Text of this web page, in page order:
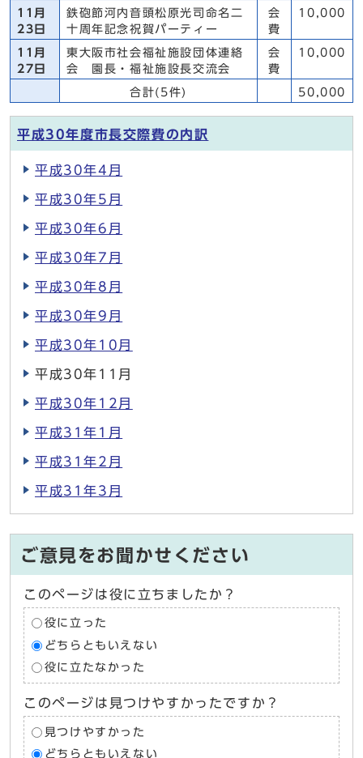
11月
23日
鉄砲節河内音頭松原光司命名二
十周年記念祝賀パーティー
会
費
10,000
11月
27日
東大阪市社会福祉施設団体連絡
会 園長・福祉施設長交流会
会
費
10,000
合計(5件) 50,000
平成30年度市長交際費の内訳
平成30年4月
平成30年5月
平成30年6月
平成30年7月
平成30年8月
平成30年9月
平成30年10月
平成30年11月
平成30年12月
平成31年1月
平成31年2月
平成31年3月
ご意見をお聞かせください
このページは役に立ちましたか？
役に立った
どちらともいえない
役に立たなかった
このページは見つけやすかったですか？
見つけやすかった
どちらともいえない